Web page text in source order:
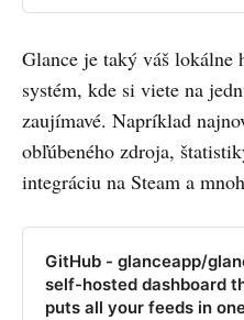
Glance je taký váš lokálne
systém, kde si viete na
zaujímavé. Napríklad
obľúbeného zdroja,
integráciu na Steam a
GitHub - glanceapp/
self-hosted dashboard
puts all your feeds in